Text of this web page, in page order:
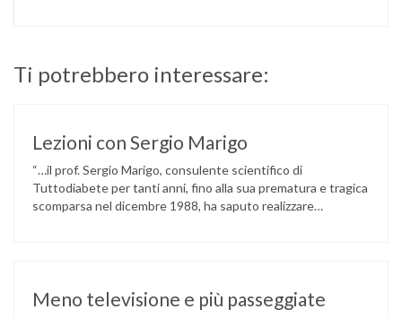
Ti potrebbero interessare:
Lezioni con Sergio Marigo
“…il prof. Sergio Marigo, consulente scientifico di
Tuttodiabete per tanti anni, fino alla sua prematura e tragica
scomparsa nel dicembre 1988, ha saputo realizzare
Meno televisione e più passeggiate